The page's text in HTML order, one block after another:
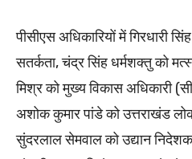
पीसीएस अधिकारियों में गिरधारी
सतर्कता, चंद्र सिंह धर्मशक्तु को
मिश्र को मुख्य विकास अधिकारी
अशोक कुमार पांडे को उत्तराखंड
सुंदरलाल सेमवाल को उद्यान